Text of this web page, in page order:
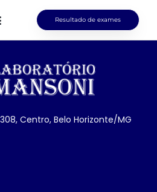
Resultado de exames
Centro, Belo Horizonte/MG